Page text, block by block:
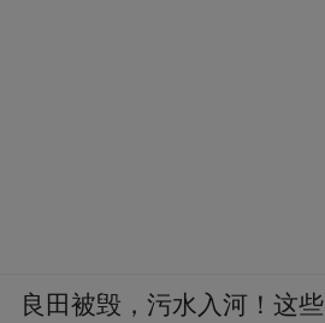
良田被毁，污水入河！这些